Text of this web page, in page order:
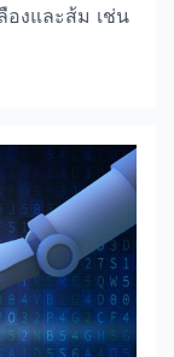
งและส้ม เช่น